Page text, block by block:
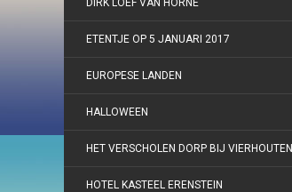
DIRK LOEF VAN HORNE
ETENTJE OP 5 JANUARI 2017
EUROPESE LANDEN
HALLOWEEN
HET VERSCHOLEN DORP BIJ VIERHOUTEN
HOTEL KASTEEL ERENSTEIN